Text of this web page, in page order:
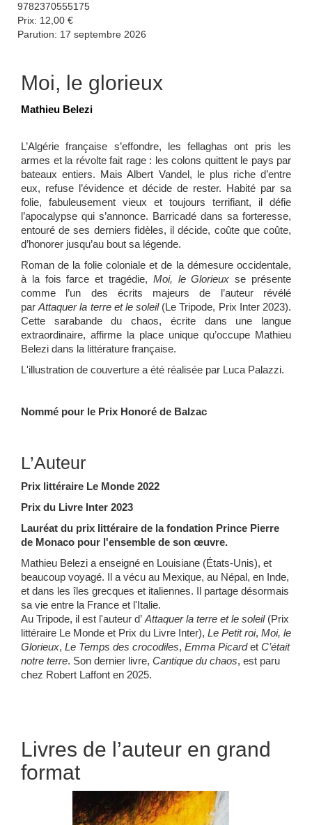
9782370555175
Prix: 12,00 €
Parution: 17 septembre 2026
Moi, le glorieux
Mathieu Belezi
L’Algérie française s’effondre, les fellaghas ont pris les
armes et la révolte fait rage : les colons quittent le pays par
bateaux entiers. Mais Albert Vandel, le plus riche d’entre
eux, refuse l’évidence et décide de rester. Habité par sa
folie, fabuleusement vieux et toujours terrifiant, il défie
l’apocalypse qui s’annonce. Barricadé dans sa forteresse,
entouré de ses derniers fidèles, il décide, coûte que coûte,
d’honorer jusqu’au bout sa légende.
Roman de la folie coloniale et de la démesure occidentale,
à la fois farce et tragédie, Moi, le Glorieux se présente
comme l’un des écrits majeurs de l’auteur révélé
parAttaquer la terre et le soleil(Le Tripode, Prix Inter 2023).
Cette sarabande du chaos, écrite dans une langue
extraordinaire, affirme la place unique qu’occupe Mathieu
Belezi dans la littérature française.
L'illustration de couverture a été réalisée par Luca Palazzi.
Nommé pour le Prix Honoré de Balzac
L’Auteur
Prix littéraire Le Monde 2022
Prix du Livre Inter 2023
Lauréat du prix littéraire de la fondation Prince Pierre
de Monaco pour l'ensemble de son œuvre.
Mathieu Belezi a enseigné en Louisiane (États-Unis), et
beaucoup voyagé. Il a vécu au Mexique, au Népal, en Inde,
et dans les îles grecques et italiennes. Il partage désormais
sa vie entre la France et l'Italie.
Au Tripode, il est l'auteur d’ Attaquer la terre et le soleil(Prix
littéraire Le Monde et Prix du Livre Inter), Le Petit roi, Moi, le
Glorieux, Le Temps des crocodiles, Emma Picardet C’était
notre terre. Son dernier livre, Cantique du chaos, est paru
chez Robert Laffont en 2025.
Livres de l’auteur en grand
format